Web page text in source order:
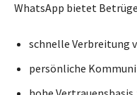
WhatsApp bietet
schnelle Verbreitung
persönliche